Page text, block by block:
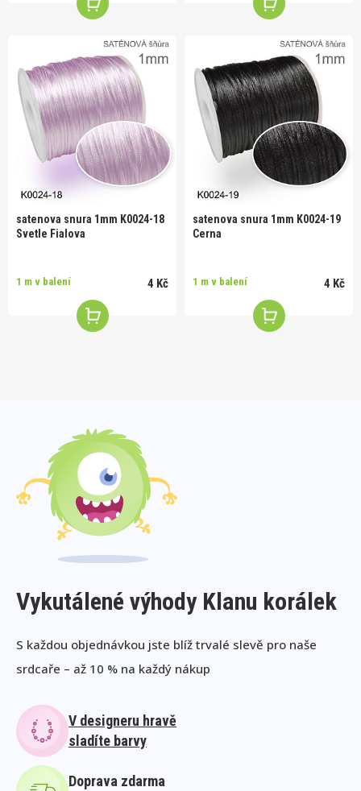
satenova snura 1mm K0024-18
Svetle Fialova
1 m v balení 4 Kč
satenova snura 1mm K0024-19
Cerna
1 m v balení 4 Kč
Vykutálené výhody Klanu korálek
S každou objednávkou jste blíž trvalé slevě pro naše
srdcaře – až 10 % na každý nákup
V designeru hravě
sladíte barvy
Doprava zdarma